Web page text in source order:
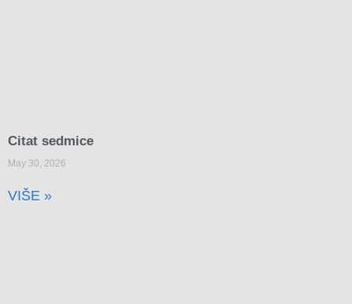
Citat sedmice
May 30, 2026
VIŠE »